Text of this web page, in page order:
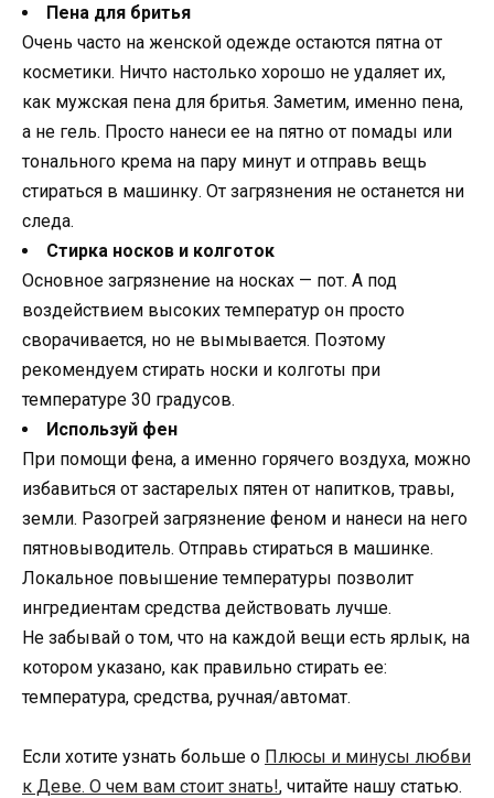
Пена для бритья
Очень часто на женской одежде остаются пятна от
косметики. Ничто настолько хорошо не удаляет их,
как мужская пена для бритья. Заметим, именно пена,
а не гель. Просто нанеси ее на пятно от помады или
тонального крема на пару минут и отправь вещь
стираться в машинку. От загрязнения не останется ни
следа.
Стирка носков и колготок
Основное загрязнение на носках — пот. А под
воздействием высоких температур он просто
сворачивается, но не вымывается. Поэтому
рекомендуем стирать носки и колготы при
температуре 30 градусов.
Используй фен
При помощи фена, а именно горячего воздуха, можно
избавиться от застарелых пятен от напитков, травы,
земли. Разогрей загрязнение феном и нанеси на него
пятновыводитель. Отправь стираться в машинке.
Локальное повышение температуры позволит
ингредиентам средства действовать лучше.
Не забывай о том, что на каждой вещи есть ярлык, на
котором указано, как правильно стирать ее:
температура, средства, ручная/автомат.
Если хотите узнать больше о Плюсы и минусы любви
к Деве. О чем вам стоит знать!, читайте нашу статью.